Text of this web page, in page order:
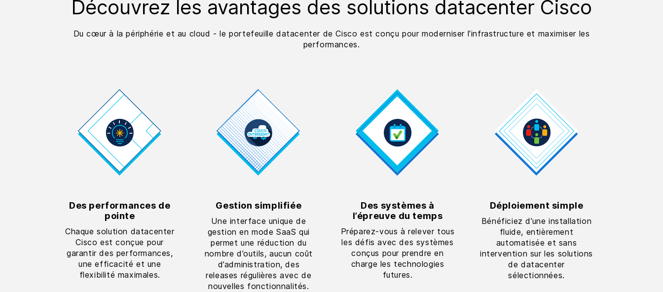
Découvrez les avantages des solutions datacenter Cisco
Du cœur à la périphérie et au cloud - le portefeuille datacenter de Cisco est conçu pour moderniser l’infrastructure et maximiser les
performances.
Des performances de
pointe
Chaque solution datacenter
Cisco est conçue pour
garantir des performances,
une efficacité et une
flexibilité maximales.
Gestion simplifiée
Une interface unique de
gestion en mode SaaS qui
permet une réduction du
nombre d’outils, aucun coût
d’administration, des
releases régulières avec de
nouvelles fonctionnalités.
Des systèmes à
l’épreuve du temps
Préparez-vous à relever tous
les défis avec des systèmes
conçus pour prendre en
charge les technologies
futures.
Déploiement simple
Bénéficiez d’une installation
fluide, entièrement
automatisée et sans
intervention sur les solutions
de datacenter
sélectionnées.